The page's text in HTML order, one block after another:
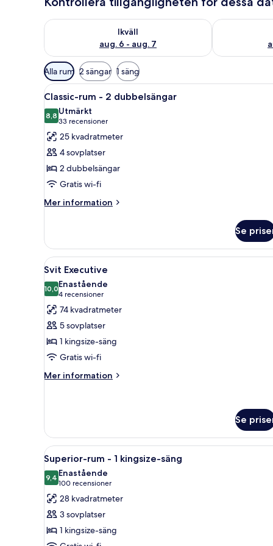
Ikväll
aug. 6 - aug. 7
Kontrollera tillgängligheten för ikväll aug. 6 - aug. 7
Kontrollera
Tillgängliga
filter
för
rum
Alla rum 2 sängar 1 säng
Öppna
alla
foton
för
Classic-
rum
-
2
dubbelsängar
Ett hotellrum med två
2
Classic-rum - 2 dubbelsängar
8,88,8 av 10
Utmärkt
33 recensioner
(33 recensioner)
25 kvadratmeter
4 sovplatser
2 dubbelsängar
Gratis wi-fi
Mer information
Mer
rum
2
dubbelsängar
Se
Öppna
alla
foton
för
Svit
Executive
En snyggt bäddad säng
8
Svit Executive
10,010,0 av 10
Enastående
4 recensioner
(4 recensioner)
74 kvadratmeter
5 sovplatser
1 kingsize-säng
Gratis wi-fi
Mer information
Mer
Se
Öppna
alla
foton
för
Superior-
rum
-
Ett hotellrum med en vägg
4
Superior-rum - 1 kingsize-säng
9,49,4 av 10
Enastående
100 recensioner
(100 recensioner)
28 kvadratmeter
3 sovplatser
1 kingsize-säng